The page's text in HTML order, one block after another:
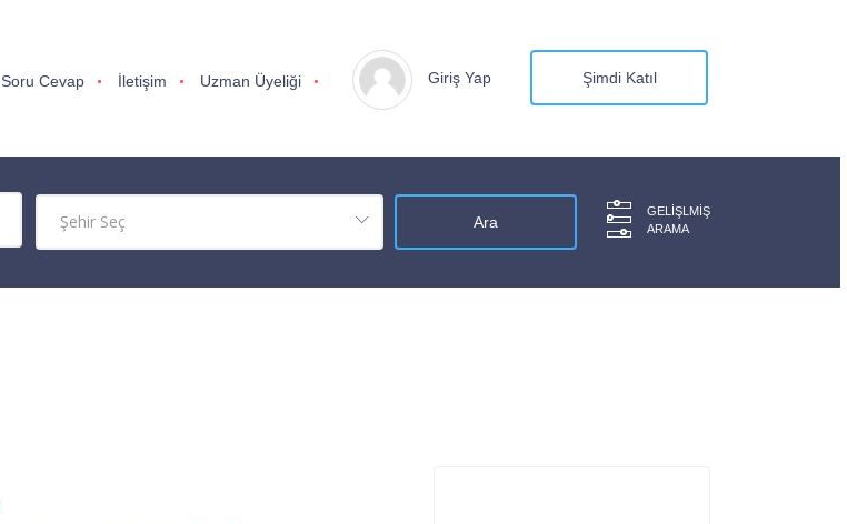
Soru Cevap İletişim Uzman Üyeliği Giriş Yap Şimdi Katıl
GELIŞLMIŞ
ARAMA